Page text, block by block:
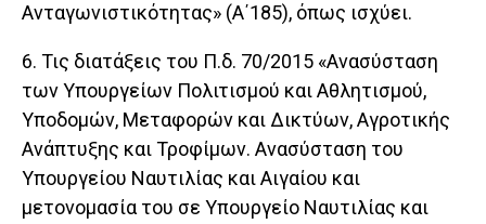
Ανταγωνιστικότητας» (Α΄185), όπως ισχύει.
6. Τις διατάξεις του Π.δ. 70/2015 «Ανασύσταση
των Υπουργείων Πολιτισμού και Αθλητισμού,
Υποδομών, Μεταφορών και Δικτύων, Αγροτικής
Ανάπτυξης και Τροφίμων. Ανασύσταση του
Υπουργείου Ναυτιλίας και Αιγαίου και
μετονομασία του σε Υπουργείο Ναυτιλίας και